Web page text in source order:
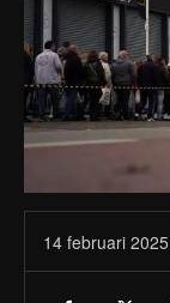
14 februari 2025